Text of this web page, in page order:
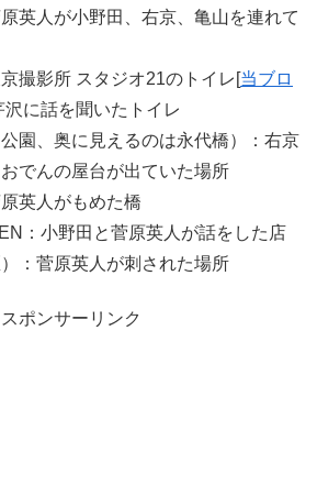
英人が小野田、右京、亀山を連れて
撮影所 スタジオ21のトイレ[当ブロ
沢に話を聞いたトイレ
園、奥に見えるのは永代橋）：右京
でんの屋台が出ていた場所
英人がもめた橋
：小野田と菅原英人が話をした店
：菅原英人が刺された場所
スポンサーリンク